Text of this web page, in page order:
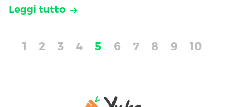
Leggi tutto
1 2 3 4 5 6 7 8 9 10